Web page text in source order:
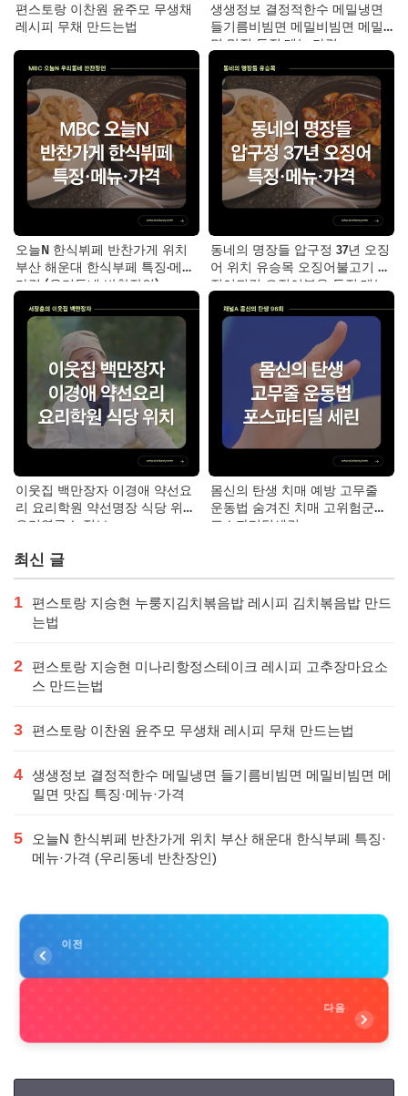
편스토랑 이찬원 윤주모 무생채
레시피 무채 만드는법
생생정보 결정적한수 메밀냉면
들기름비빔면 메밀비빔면 메밀
면 맛집 특징·메뉴·가격
오늘N 한식뷔페 반찬가게 위치
부산 해운대 한식부페 특징·메뉴·
가격 (우리동네 반찬장인)
동네의 명장들 압구정 37년 오징
어 위치 유승목 오징어불고기 오
징어튀김 오징어볶음 특징·메뉴·
이웃집 백만장자 이경애 약선요
리 요리학원 약선명장 식당 위치
요리연구소 정보
몸신의 탄생 치매 예방 고무줄
운동법 숨겨진 치매 고위험군｜
포스파티딜세린
최신 글
1
편스토랑 지승현 누룽지김치볶음밥 레시피 김치볶음밥 만드
는법
2
편스토랑 지승현 미나리항정스테이크 레시피 고추장마요소
스 만드는법
3 편스토랑 이찬원 윤주모 무생채 레시피 무채 만드는법
4 생생정보 결정적한수 메밀냉면 들기름비빔면 메밀비빔면 메
밀면 맛집 특징·메뉴·가격
5
오늘N 한식뷔페 반찬가게 위치 부산 해운대 한식부페 특징·
메뉴·가격 (우리동네 반찬장인)
이전
다음